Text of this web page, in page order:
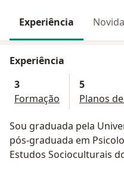
Experiência
Experiência
3
Formação
5
Planos
Sou graduada pela
pós-graduada em
Estudos Socioculturais